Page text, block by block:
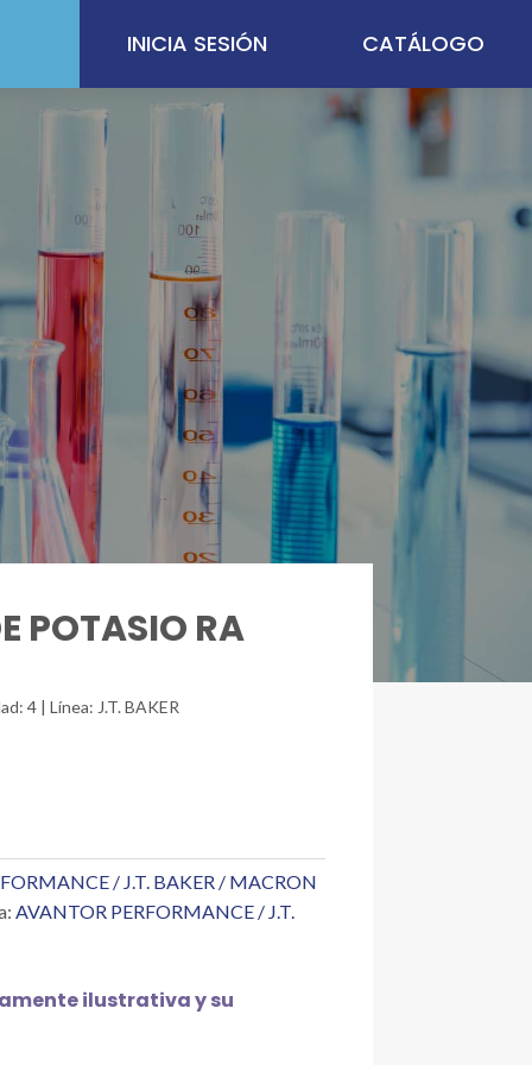
INICIA SESIÓN CATÁLOGO
POTASIO RA
4 | Línea: J.T. BAKER
/ J.T. BAKER / MACRON
AVANTOR PERFORMANCE / J.T.
ilustrativa y su